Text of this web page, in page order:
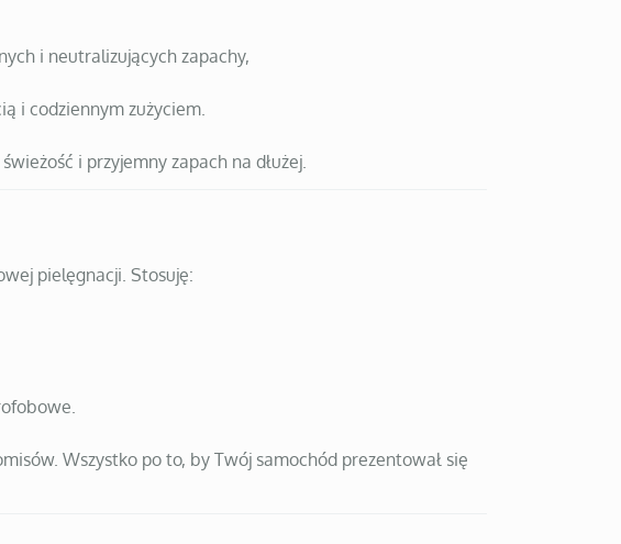
i neutralizujących zapachy,
i codziennym zużyciem.
i przyjemny zapach na dłużej.
pielęgnacji. Stosuję:
Wszystko po to, by Twój samochód prezentował się